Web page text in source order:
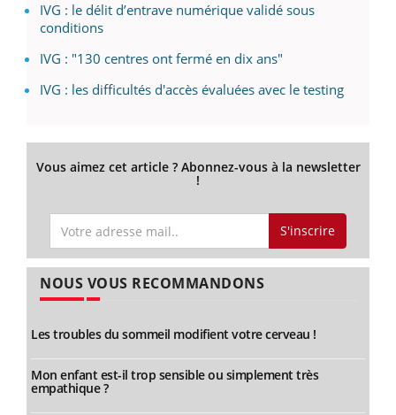
IVG : le délit d’entrave numérique validé sous
conditions
IVG : "130 centres ont fermé en dix ans"
IVG : les difficultés d'accès évaluées avec le testing
Vous aimez cet article ? Abonnez-vous à la newsletter
!
S'inscrire
NOUS VOUS RECOMMANDONS
Les troubles du sommeil modifient votre cerveau !
Mon enfant est-il trop sensible ou simplement très
empathique ?